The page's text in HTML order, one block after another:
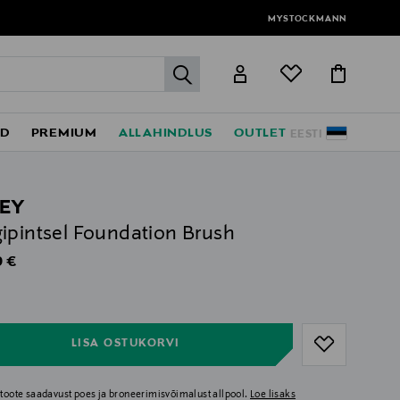
MYSTOCKMANN
label.header.go
EESTI
PREMIUM ALLAHINDLUS OUTLET
Foundation Brush
Price
€
LISA OSTUKORVI
saadavust poes ja broneerimisvõimalust allpool. Loe lisaks